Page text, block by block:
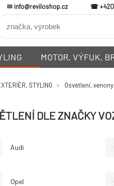
info@reviloshop.cz
MOTOR, VÝFUK,
STYLING Osvětlení, xenony
DLE ZNAČKY
Audi
Opel